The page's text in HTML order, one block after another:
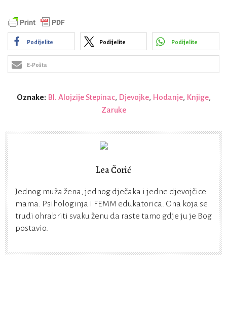
Podijelite Podijelite Podijelite
E-Pošta
Oznake: Bl. Alojzije Stepinac, Djevojke, Hodanje, Knjige,
Zaruke
Lea Čorić
Jednog muža žena, jednog dječaka i jedne djevojčice
mama. Psihologinja i FEMM edukatorica. Ona koja se
trudi ohrabriti svaku ženu da raste tamo gdje ju je Bog
postavio.